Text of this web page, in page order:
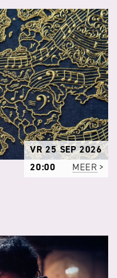
VR 25 SEP 2026
20:00
MEER